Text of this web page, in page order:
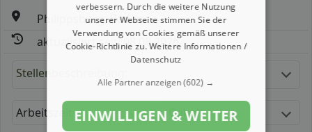
Philippsburg, Baden
aktualisiert seit: 08.08.2026
Stellenbeschreibung:
Arbeitszeit Gehalt
verbessern. Durch die weitere Nutzung
unserer Webseite stimmen Sie der
Verwendung von Cookies gemäß unserer
Cookie-Richtlinie zu.Weitere Informationen /
Datenschutz
Alle Partner anzeigen(602) →
EINWILLIGEN & WEITER